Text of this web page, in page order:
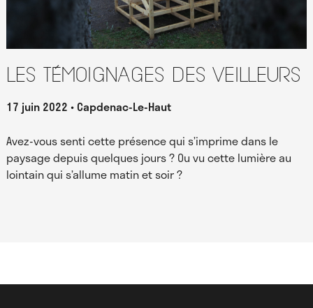
Les témoignages des Veilleurs
17 juin 2022 Capdenac-Le-Haut
Avez-vous senti cette présence qui s’imprime dans le
paysage depuis quelques jours ? Ou vu cette lumière au
lointain qui s’allume matin et soir ?